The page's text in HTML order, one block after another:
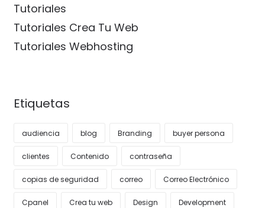
Tutoriales
Tutoriales Crea Tu Web
Tutoriales Webhosting
Etiquetas
audiencia blog Branding buyer persona
clientes Contenido contraseña
copias de seguridad correo Correo Electrónico
Cpanel Crea tu web Design Development